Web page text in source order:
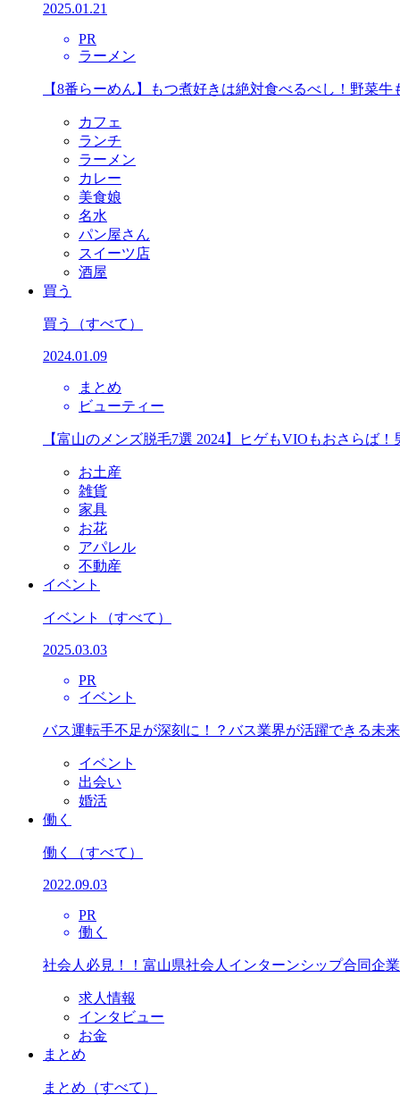
2025.01.21
PR
ラーメン
【8番らーめん】もつ煮好きは絶対食べるべし！野菜
カフェ
ランチ
ラーメン
カレー
美食娘
名水
パン屋さん
スイーツ店
酒屋
買う
買う （すべて）
2024.01.09
まとめ
ビューティー
【富山のメンズ脱毛7選 2024】ヒゲもVIOもおさらば
お土産
雑貨
家具
お花
アパレル
不動産
イベント
イベント （すべて）
2025.03.03
PR
イベント
バス運転手不足が深刻に！？バス業界が活躍できる未
イベント
出会い
婚活
働く
働く （すべて）
2022.09.03
PR
働く
社会人必見！！富山県社会人インターンシップ合同企
求人情報
インタビュー
お金
まとめ
まとめ （すべて）